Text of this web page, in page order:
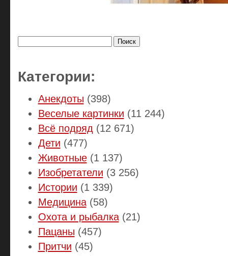
Категории:
Анекдоты (398)
Веселые картинки (11 244)
Всё подряд (12 671)
Дети (477)
Животные(1 137)
Изобретатели (3 256)
Истории (1 339)
Медицина(58)
Охота и рыбалка(21)
Пацаны (457)
Притчи (45)